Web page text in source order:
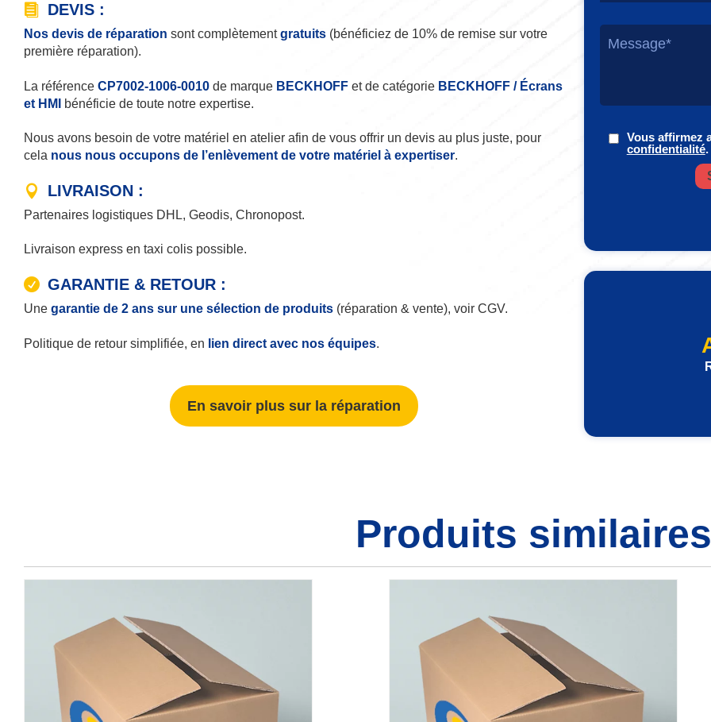
DEVIS :
Nos devis de réparation sont complètementgratuits (bénéficiez de 10% de remise sur votre
première réparation).
La référence CP7002-1006-0010 de marque BECKHOFF et de catégorie BECKHOFF / Écrans
et HMI
bénéficie de toute notre expertise.
Nous avons besoin de votre matériel en atelier afin de vous offrir un devis au plus juste, pour
cela nous nous occupons de l’enlèvement de votre matériel à expertiser.
LIVRAISON :
Partenaires logistiques DHL, Geodis, Chronopost.
Livraison express en taxi colis possible.
GARANTIE & RETOUR :
Une garantie de 2 ans sur une sélection de produits (réparation & vente), voir CGV.
Politique de retour simplifiée, en lien direct avec nos équipes.
En savoir plus sur la réparation
Vous affirmez
confidentialité.
Produits similaires